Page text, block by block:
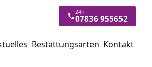
24h
07836 955652
Bestattungsarten Kontakt